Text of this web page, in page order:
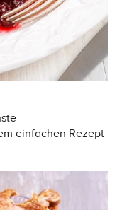
einfachen Rezept